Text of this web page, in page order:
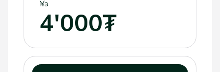
Үнэ
4'000₮